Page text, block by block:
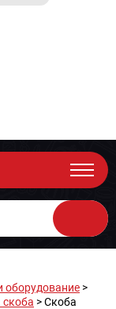
оборудование >
> Скоба